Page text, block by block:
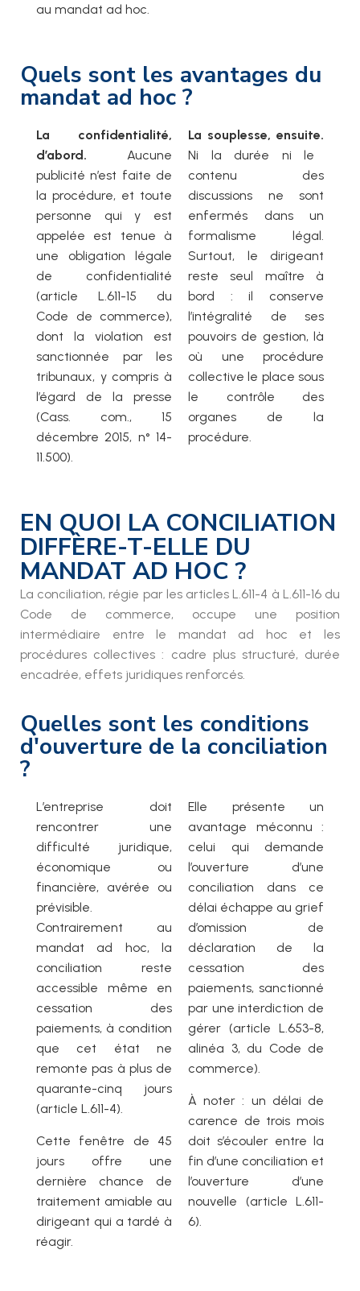
au mandat ad hoc.
Quels sont les avantages du
mandat ad hoc ?
La confidentialité,
d’abord. Aucune
publicité n’est faite de
la procédure, et toute
personne qui y est
appelée est tenue à
une obligation légale
de confidentialité
(article L.611-15 du
Code de commerce),
dont la violation est
sanctionnée par les
tribunaux, y compris à
l’égard de la presse
(Cass. com., 15
décembre 2015, n° 14-
11.500).
La souplesse, ensuite.
Ni la durée ni le
contenu des
discussions ne sont
enfermés dans un
formalisme légal.
Surtout, le dirigeant
reste seul maître à
bord : il conserve
l’intégralité de ses
pouvoirs de gestion, là
où une procédure
collective le place sous
le contrôle des
organes de la
procédure.
EN QUOI LA CONCILIATION
DIFFÈRE-T-ELLE DU
MANDAT AD HOC ?
La conciliation, régie par les articles L.611-4 à L.611-16 du
Code de commerce, occupe une position
intermédiaire entre le mandat ad hoc et les
procédures collectives : cadre plus structuré, durée
encadrée, effets juridiques renforcés.
Quelles sont les conditions
d'ouverture de la conciliation
?
L’entreprise doit
rencontrer une
difficulté juridique,
économique ou
financière, avérée ou
prévisible.
Contrairement au
mandat ad hoc, la
conciliation reste
accessible même en
cessation des
paiements, à condition
que cet état ne
remonte pas à plus de
quarante-cinq jours
(article L.611-4).
Cette fenêtre de 45
jours offre une
dernière chance de
traitement amiable au
dirigeant qui a tardé à
réagir.
Elle présente un
avantage méconnu :
celui qui demande
l’ouverture d’une
conciliation dans ce
délai échappe au grief
d’omission de
déclaration de la
cessation des
paiements, sanctionné
par une interdiction de
gérer (article L.653-8,
alinéa 3, du Code de
commerce).
À noter : un délai de
carence de trois mois
doit s’écouler entre la
fin d’une conciliation et
l’ouverture d’une
nouvelle (article L.611-
6).